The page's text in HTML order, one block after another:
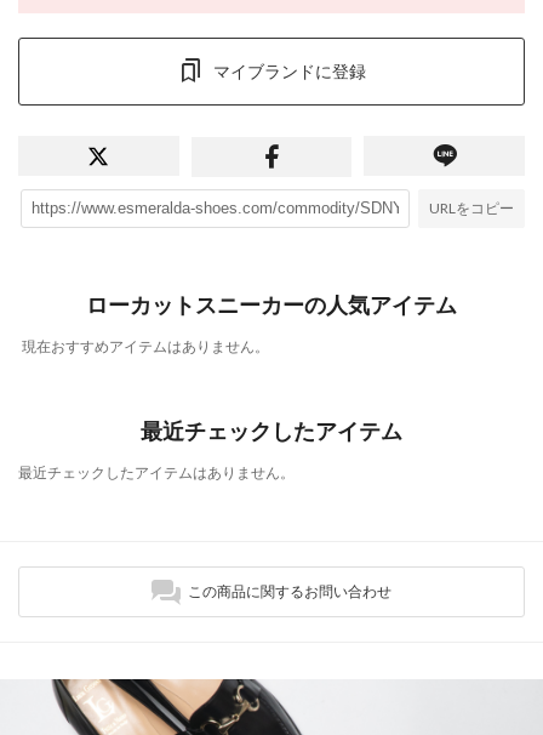
マイブランドに登録
URLをコピー
ローカットスニーカーの人気アイテム
現在おすすめアイテムはありません。
最近チェックしたアイテム
最近チェックしたアイテムはありません。
この商品に関するお問い合わせ